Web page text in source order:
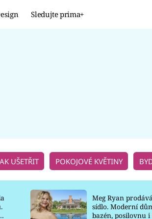
Sledujte prima+
UŠETŘIT POKOJOVÉ KVĚTINY
Meg Ryan
sídlo. Moderní
bazén, posilovnu